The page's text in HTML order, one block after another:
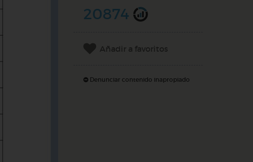
20874
Añadir a favoritos
Denunciar contenido inapropiado